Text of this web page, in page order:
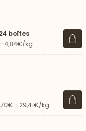
boîtes
- 4,84€/kg Voir
- 29,41€/kg Voir